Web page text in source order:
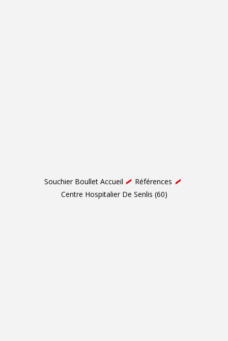
Souchier Boullet Accueil
Références
Centre Hospitalier De Senlis (60)